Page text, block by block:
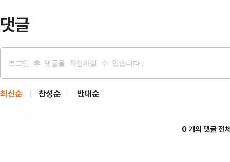
댓글
최신순 찬성순 반대순
0 개의 댓글 전